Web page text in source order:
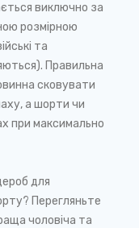
виключно за
розмірною
та
Правильна
сковувати
а шорти чи
при максимально
для
Перегляньте
чоловіча та